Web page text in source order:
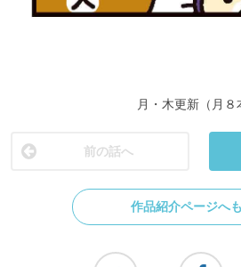
月・木更新（月８
前の話へ
作品紹介ページへ